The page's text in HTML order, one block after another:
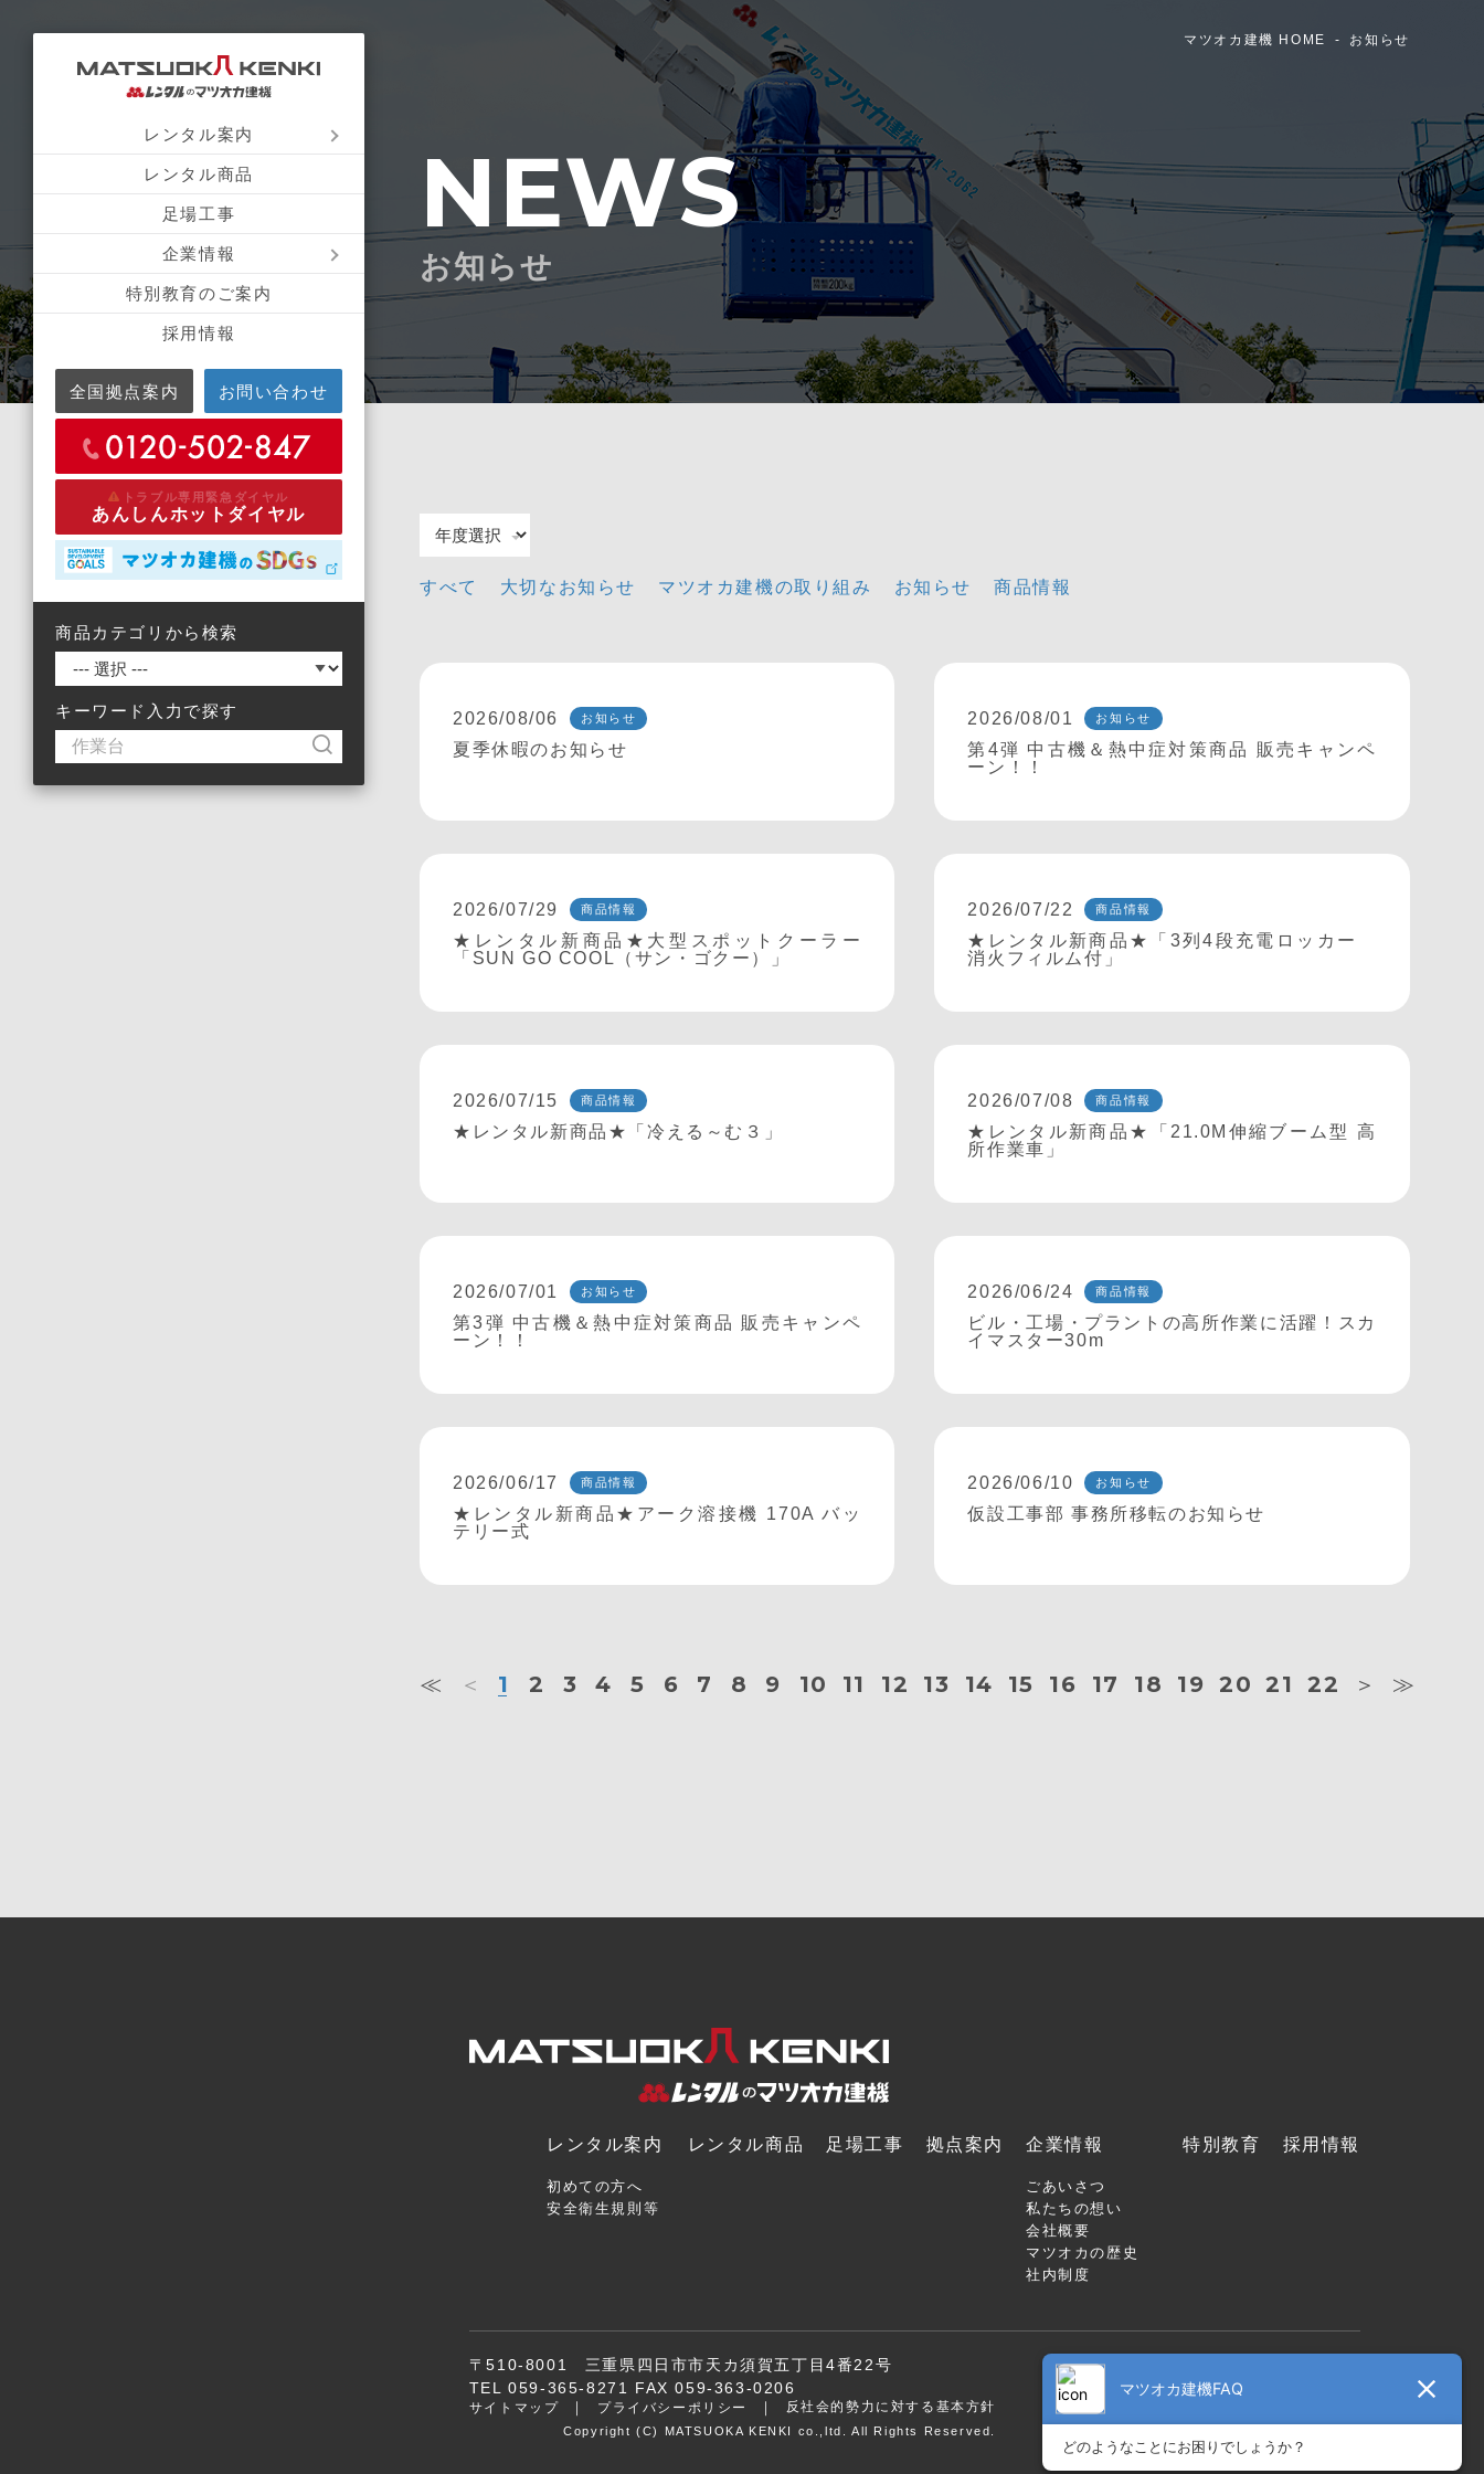
レンタル案内
レンタル商品
足場工事
企業情報
特別教育のご案内
採用情報
全国拠点案内 お問い合わせ
トラブル専用緊急ダイヤル
あんしんホットダイヤル
商品カテゴリから検索
キーワード入力で探す
マツオカ建機 HOME お知らせ
NEWS
お知らせ
すべて 大切なお知らせ マツオカ建機の取り組み お知らせ 商品情報
2026/08/06 お知らせ
夏季休暇のお知らせ
2026/08/01 お知らせ
第4弾 中古機＆熱中症対策商品 販売キャンペ
ーン！！
2026/07/29 商品情報
★レンタル新商品★大型スポットクーラー
「SUN GO COOL（サン・ゴクー）」
2026/07/22 商品情報
★レンタル新商品★「3列4段充電ロッカー
消火フィルム付」
2026/07/15 商品情報
★レンタル新商品★「冷える～む３」
2026/07/08 商品情報
★レンタル新商品★「21.0M伸縮ブーム型 高
所作業車」
2026/07/01 お知らせ
第3弾 中古機＆熱中症対策商品 販売キャンペ
ーン！！
2026/06/24 商品情報
ビル・工場・プラントの高所作業に活躍！スカ
イマスター30m
2026/06/17 商品情報
★レンタル新商品★アーク溶接機 170A バッ
テリー式
2026/06/10 お知らせ
仮設工事部 事務所移転のお知らせ
≪ ＜ 1 2 3 4 5 6 7 8 9 10 11 12 13 14 15 16 17 18 19 20 21 22 ＞ ≫
レンタル案内
初めての方へ
安全衛生規則等
レンタル商品 足場工事 拠点案内 企業情報
ごあいさつ
私たちの想い
会社概要
マツオカの歴史
社内制度
特別教育 採用情報
〒510-8001 三重県四日市市天カ須賀五丁目4番22号
TEL 059-365-8271 FAX 059-363-0206
サイトマップ プライバシーポリシー 反社会的勢力に対する基本方針
Copyright (C) MATSUOKA KENKI co.,ltd. All Rights Reserved.